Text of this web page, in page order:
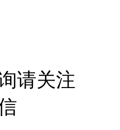
请关注